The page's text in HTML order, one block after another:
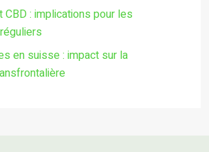
: implications pour les
en suisse : impact sur la